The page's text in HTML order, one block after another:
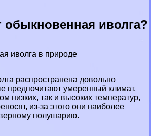
обыкновенная иволга?
иволга в природе
распространена довольно
предпочитают умеренный климат,
низких, так и высоких температур,
из-за этого они наиболее
полушарию.